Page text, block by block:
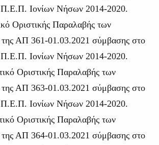
Π.Ε.Π. Ιονίων Νήσων 2014-2020.
Οριστικής Παραλαβής των
της ΑΠ 361-01.03.2021 σύμβασης στο
Π.Ε.Π. Ιονίων Νήσων 2014-2020.
Οριστικής Παραλαβής των
της ΑΠ 363-01.03.2021 σύμβασης στο
Π.Ε.Π. Ιονίων Νήσων 2014-2020.
Οριστικής Παραλαβής των
της ΑΠ 364-01.03.2021 σύμβασης στο